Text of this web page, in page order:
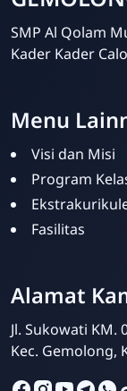
SMP Al Qolam
Kader Kader
Menu
Visi dan Misi
Program
Fasilitas
Alamat
Jl. Sukowati KM.
Kec. Gemolong,